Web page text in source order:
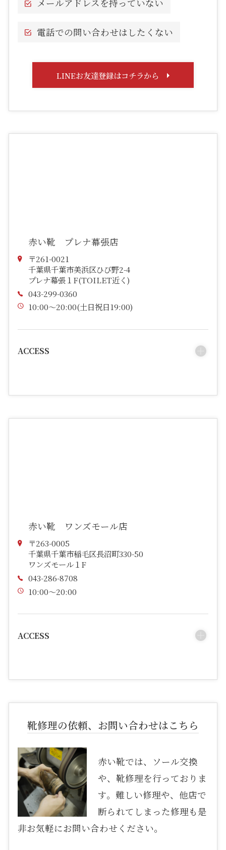
メールアドレスを持っていない
電話での問い合わせはしたくない
LINEお友達登録はコチラから
赤い靴 プレナ幕張店
〒261-0021
千葉県千葉市美浜区ひび野2-4
プレナ幕張１F(TOILET近く)
043-299-0360
10:00～20:00(土日祝日19:00)
ACCESS
赤い靴 ワンズモール店
〒263-0005
千葉県千葉市稲毛区長沼町330-50
ワンズモール１F
043-286-8708
10:00～20:00
ACCESS
靴修理の依頼、お問い合わせはこちら
赤い靴では、ソール交換
や、靴修理を行っておりま
す。難しい修理や、他店で
断られてしまった修理も是
非お気軽にお問い合わせください。